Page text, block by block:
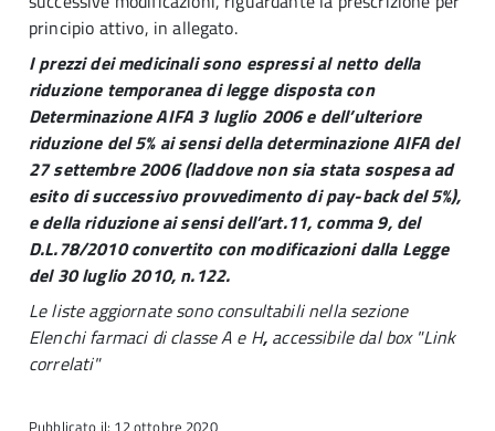
principio attivo, in allegato.
I prezzi dei medicinali sono espressi al netto della
riduzione temporanea di legge disposta con
Determinazione AIFA 3 luglio 2006 e dell’ulteriore
riduzione del 5% ai sensi della determinazione AIFA del
27 settembre 2006 (laddove non sia stata sospesa ad
esito di successivo provvedimento di pay-back del 5%),
e della riduzione ai sensi dell’art.11, comma 9, del
D.L.78/2010 convertito con modificazioni dalla Legge
del 30 luglio 2010, n.122.
Le liste aggiornate sono consultabili nella sezione
Elenchi farmaci di classe A e H, accessibile dal box "Link
correlati"
Pubblicato il: 12 ottobre 2020